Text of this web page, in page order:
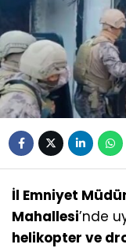
İl Emniyet
Mahallesi’nde
helikopter ve